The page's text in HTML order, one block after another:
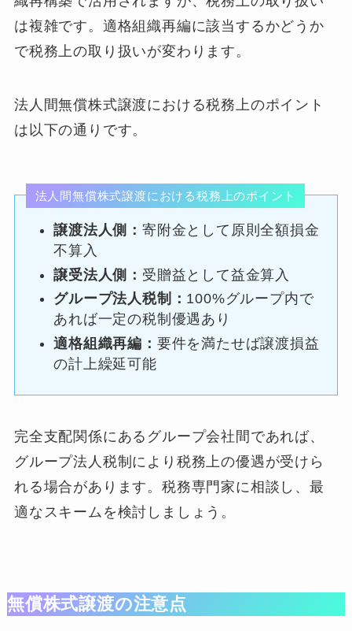
は複雑です。適格組織再編に該当するかどうか
で税務上の取り扱いが変わります。
法人間無償株式譲渡における税務上のポイント
は以下の通りです。
法人間無償株式譲渡における税務上のポイント
譲渡法人側：寄附金として原則全額損金
不算入
譲受法人側： 受贈益として益金算入
グループ法人税制： 100%グループ内で
あれば一定の税制優遇あり
適格組織再編： 要件を満たせば譲渡損益
の計上繰延可能
完全支配関係にあるグループ会社間であれば、
グループ法人税制により税務上の優遇が受けら
れる場合があります。税務専門家に相談し、最
適なスキームを検討しましょう。
無償株式譲渡の注意点